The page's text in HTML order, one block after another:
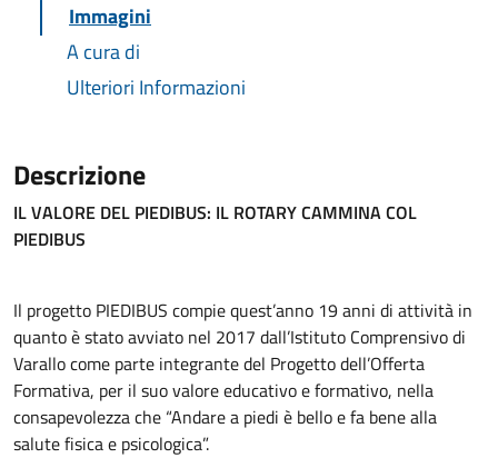
Immagini
A cura di
Ulteriori Informazioni
Descrizione
IL VALORE DEL PIEDIBUS: IL ROTARY CAMMINA COL
PIEDIBUS
Il progetto PIEDIBUS compie quest’anno 19 anni di attività in
quanto è stato avviato nel 2017 dall’Istituto Comprensivo di
Varallo come parte integrante del Progetto dell’Offerta
Formativa, per il suo valore educativo e formativo, nella
consapevolezza che “Andare a piedi è bello e fa bene alla
salute fisica e psicologica”.